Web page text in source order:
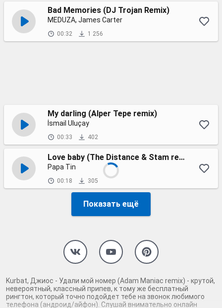
Bad Memories (DJ Trojan Remix)
MEDUZA, James Carter
00:32 1 256
My darling (Alper Tepe remix)
İsmail Uluçay
00:33 402
Love baby (The Distance & Stam remix)
Papa Tin
00:18 305
Показать ещё
Kurbat, Джиос - Удали мой номер (Adam Maniac remix) - крутой,
невероятный, классный припев, к тому же бесплатный
рингтон, который точно подойдет тебе на звонок любимого
телефона (андроид/айфон). Слушай внимательно онлайн